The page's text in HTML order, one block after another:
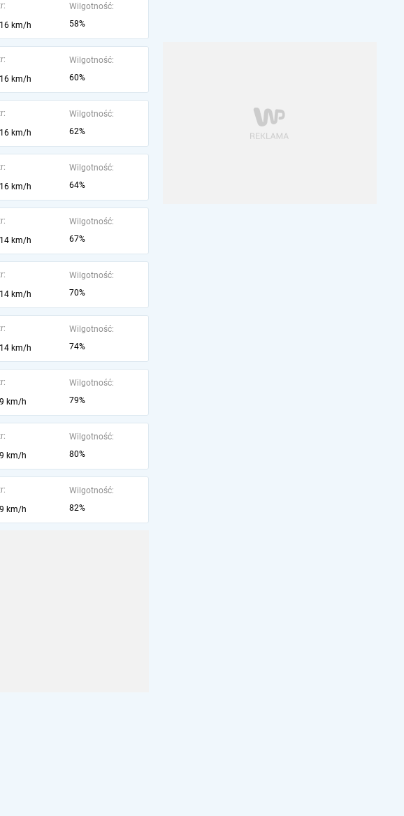
16 km/h
Wilgotność:
58%
16 km/h
Wilgotność:
60%
16 km/h
Wilgotność:
62%
16 km/h
Wilgotność:
64%
14 km/h
Wilgotność:
67%
14 km/h
Wilgotność:
70%
14 km/h
Wilgotność:
74%
9 km/h
Wilgotność:
79%
9 km/h
Wilgotność:
80%
9 km/h
Wilgotność:
82%